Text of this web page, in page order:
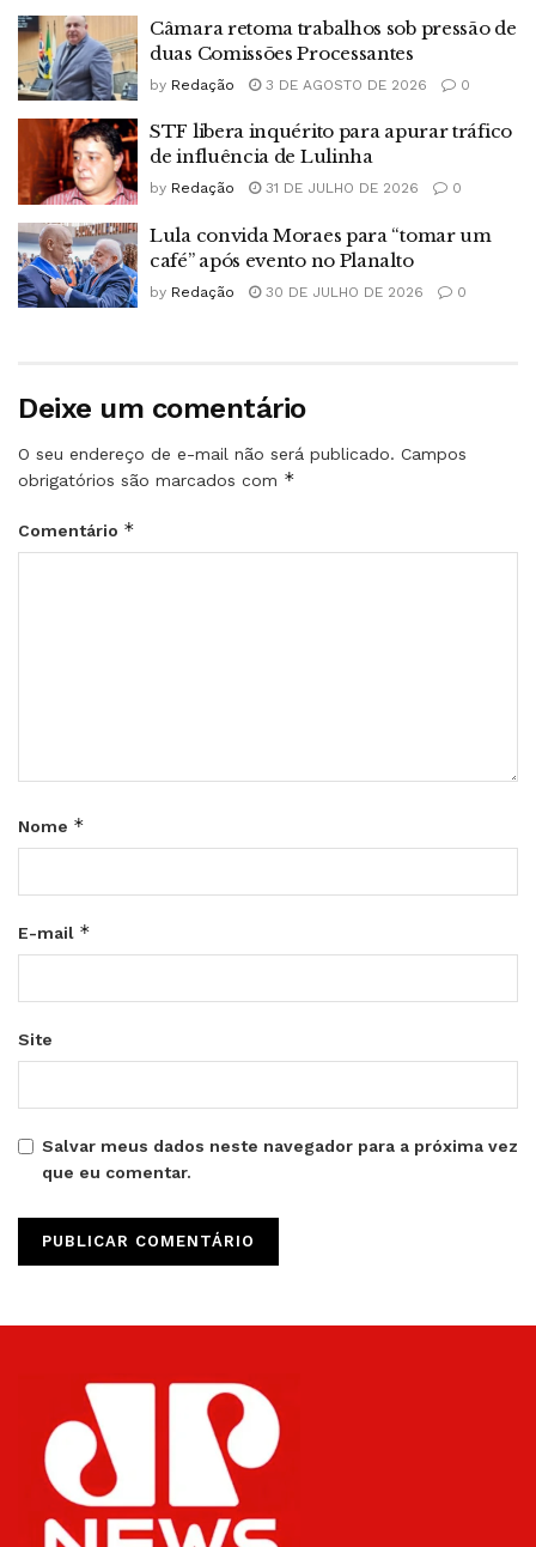
Câmara retoma trabalhos sob pressão de
duas Comissões Processantes
by Redação 3 DE AGOSTO DE 2026 0
STF libera inquérito para apurar tráfico
de influência de Lulinha
by Redação 31 DE JULHO DE 2026 0
Lula convida Moraes para “tomar um
café” após evento no Planalto
by Redação 30 DE JULHO DE 2026 0
Deixe um comentário
O seu endereço de e-mail não será publicado. Campos
obrigatórios são marcados com *
Comentário *
Nome *
E-mail *
Site
Salvar meus dados neste navegador para a próxima vez
que eu comentar.